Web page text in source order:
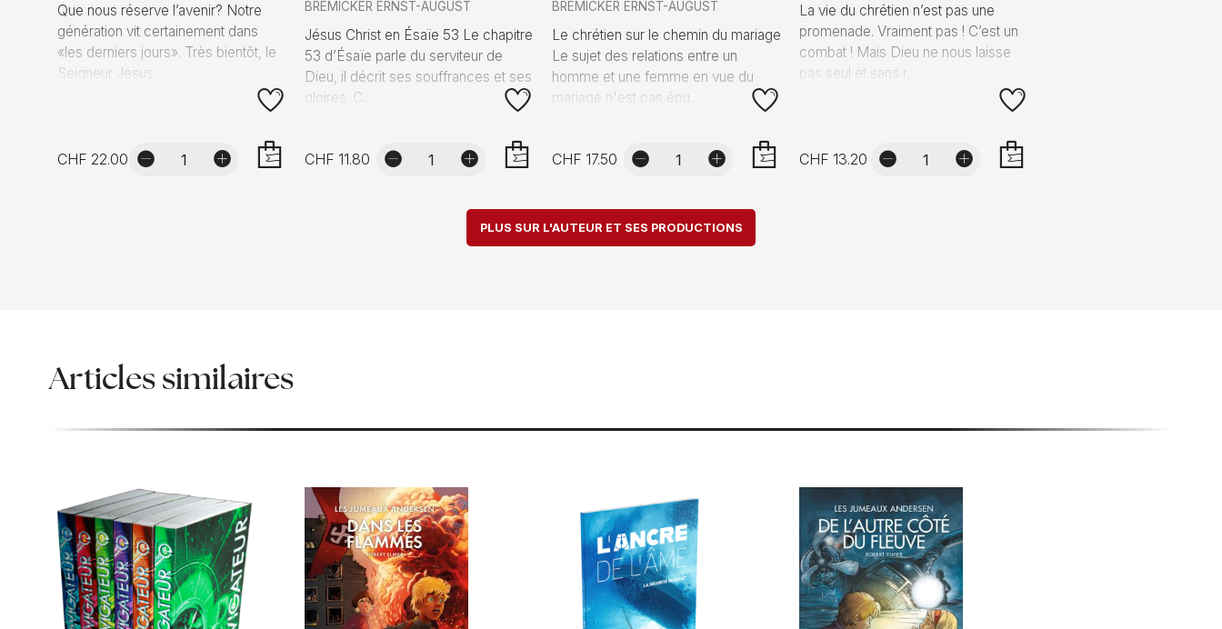
Que nous réserve l’avenir? Notre
génération vit certainement dans
«les derniers jours». Très bientôt, le
Seigneur Jésus...
CHF 22.00
BREMICKER ERNST-AUGUST
Jésus Christ en Ésaïe 53 Le chapitre
53 d’Ésaïe parle du serviteur de
Dieu, il décrit ses souffrances et ses
gloires. C...
CHF 11.80
BREMICKER ERNST-AUGUST
Le chrétien sur le chemin du mariage
Le sujet des relations entre un
homme et une femme en vue du
mariage n'est pas épu...
CHF 17.50
La vie du chrétien n’est pas une
promenade. Vraiment pas ! C’est un
combat ! Mais Dieu ne nous laisse
pas seul et sans r...
CHF 13.20
PLUS SUR L'AUTEUR ET SES PRODUCTIONS
Articles similaires